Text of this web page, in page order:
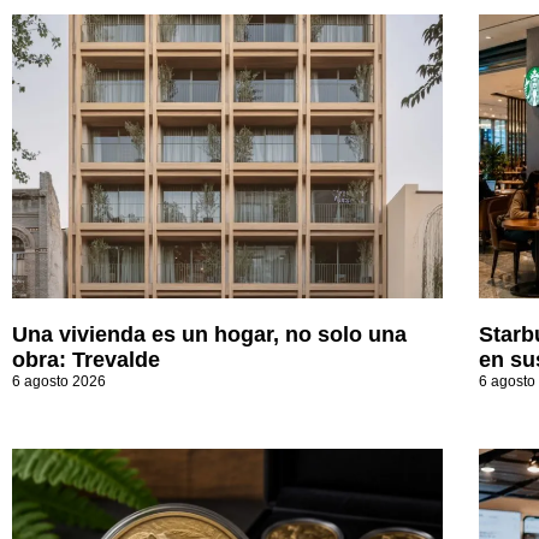
Una vivienda es un hogar, no solo una
obra: Trevalde
6 agosto 2026
en
6 agosto